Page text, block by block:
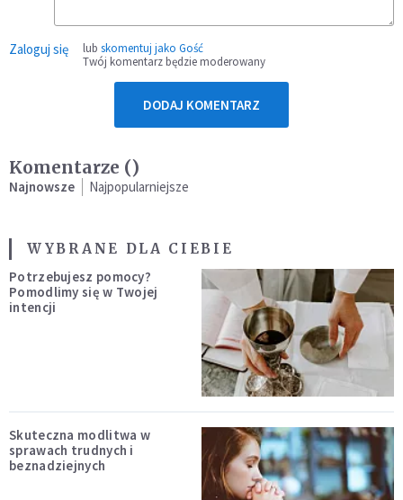
Zaloguj się lub skomentuj jako Gość
Twój komentarz będzie moderowany
DODAJ KOMENTARZ
Komentarze ()
Najnowsze Najpopularniejsze
WYBRANE DLA CIEBIE
Potrzebujesz pomocy?
Pomodlimy się w Twojej
intencji
Skuteczna modlitwa w
sprawach trudnych i
beznadziejnych